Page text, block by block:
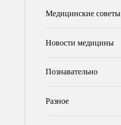
Медицинские советы
Новости медицины
Познавательно
Разное